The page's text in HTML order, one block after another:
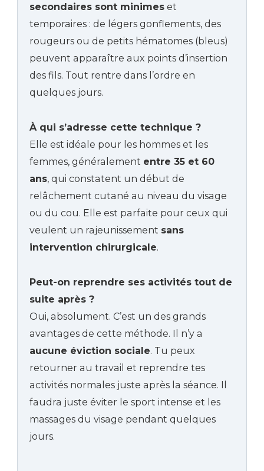
secondaires sont minimes et
temporaires : de légers gonflements, des
rougeurs ou de petits hématomes (bleus)
peuvent apparaître aux points d’insertion
des fils. Tout rentre dans l’ordre en
quelques jours.
À qui s’adresse cette technique ?
Elle est idéale pour les hommes et les
femmes, généralement entre 35 et 60
ans, qui constatent un début de
relâchement cutané au niveau du visage
ou du cou. Elle est parfaite pour ceux qui
veulent un rajeunissement sans
intervention chirurgicale.
Peut-on reprendre ses activités tout de
suite après ?
Oui, absolument. C’est un des grands
avantages de cette méthode. Il n’y a
aucune éviction sociale. Tu peux
retourner au travail et reprendre tes
activités normales juste après la séance. Il
faudra juste éviter le sport intense et les
massages du visage pendant quelques
jours.